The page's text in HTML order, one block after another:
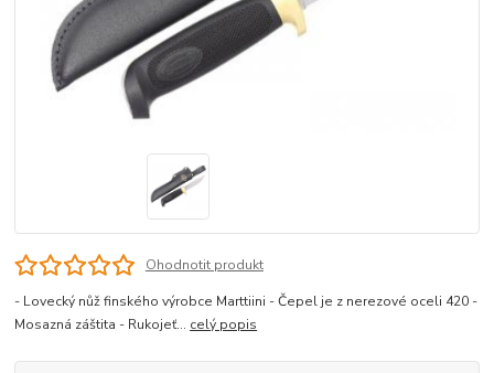
Ohodnotit produkt
- Lovecký nůž finského výrobce Marttiini - Čepel je z nerezové oceli 420 -
Mosazná záštita - Rukojeť... celý popis